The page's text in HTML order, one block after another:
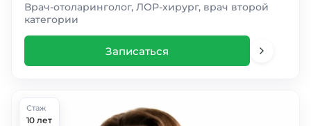
Врач-отоларинголог, ЛОР-хирург, врач второй
категории
Записаться
Стаж
10 лет